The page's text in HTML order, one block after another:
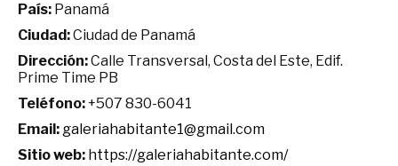
País: Panamá
Ciudad:Ciudad de Panamá
Dirección:Calle Transversal, Costa del Este, Edif.
Prime Time PB
Teléfono:+507 830-6041
Email: galeriahabitante1@gmail.com
Sitio web: https://galeriahabitante.com/